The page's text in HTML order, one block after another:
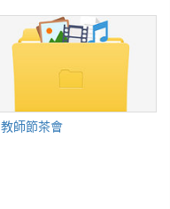
教師節茶會